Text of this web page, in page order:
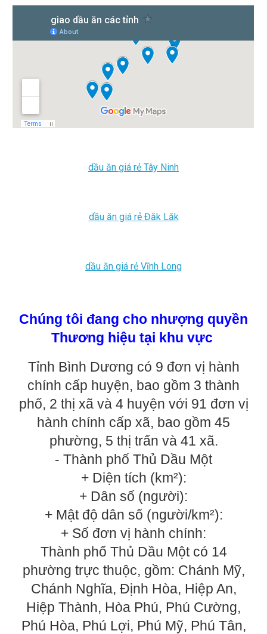
dầu ăn giá rẻ Tây Ninh
dầu ăn giá rẻ Đăk Lăk
dầu ăn giá rẻ Vĩnh Long
Chúng tôi đang cho nhượng quyền
Thương hiệu tại khu vực
Tỉnh Bình Dương có 9 đơn vị hành
chính cấp huyện, bao gồm 3 thành
phố, 2 thị xã và 4 huyện với 91 đơn vị
hành chính cấp xã, bao gồm 45
phường, 5 thị trấn và 41 xã.
- Thành phố Thủ Dầu Một
+ Diện tích (km²):
+ Dân số (người):
+ Mật độ dân số (người/km²):
+ Số đơn vị hành chính:
Thành phố Thủ Dầu Một có 14
phường trực thuộc, gồm: Chánh Mỹ,
Chánh Nghĩa, Định Hòa, Hiệp An,
Hiệp Thành, Hòa Phú, Phú Cường,
Phú Hòa, Phú Lợi, Phú Mỹ, Phú Tân,